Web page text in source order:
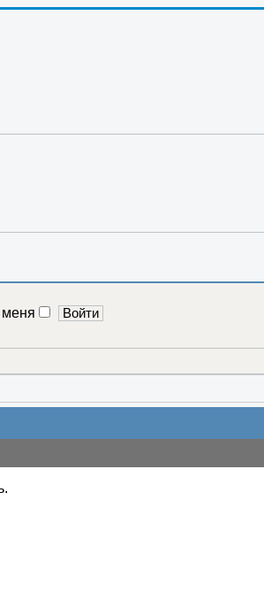
он вырастет? Во что превратятся